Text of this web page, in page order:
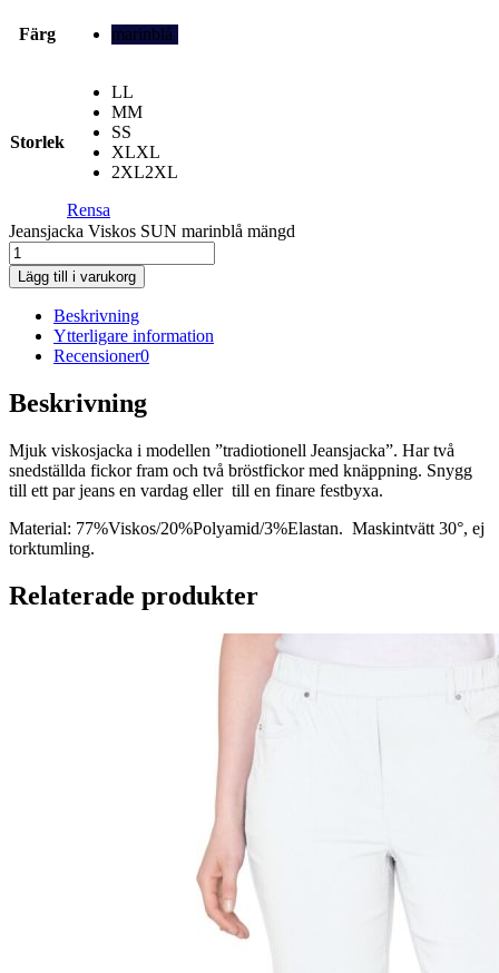
Färg marinblå
Storlek
LL
MM
SS
XLXL
2XL2XL
Rensa
Jeansjacka Viskos SUN marinblå mängd
Lägg till i varukorg
Beskrivning
Ytterligare information
Recensioner0
Beskrivning
Mjuk viskosjacka i modellen ”tradiotionell Jeansjacka”. Har två
snedställda fickor fram och två bröstfickor med knäppning. Snygg
till ett par jeans en vardag eller till en finare festbyxa.
Material: 77%Viskos/20%Polyamid/3%Elastan. Maskintvätt 30°, ej
torktumling.
Relaterade produkter